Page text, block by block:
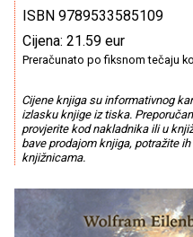
ISBN 9789533585109
Cijena: 21.59 eur
Preračunato po fiksnom tečaju
Cijene knjiga su informativnog
izlasku knjige iz tiska.
provjerite kod nakladnika ili u
bave prodajom knjiga, potražite
knjižnicama.